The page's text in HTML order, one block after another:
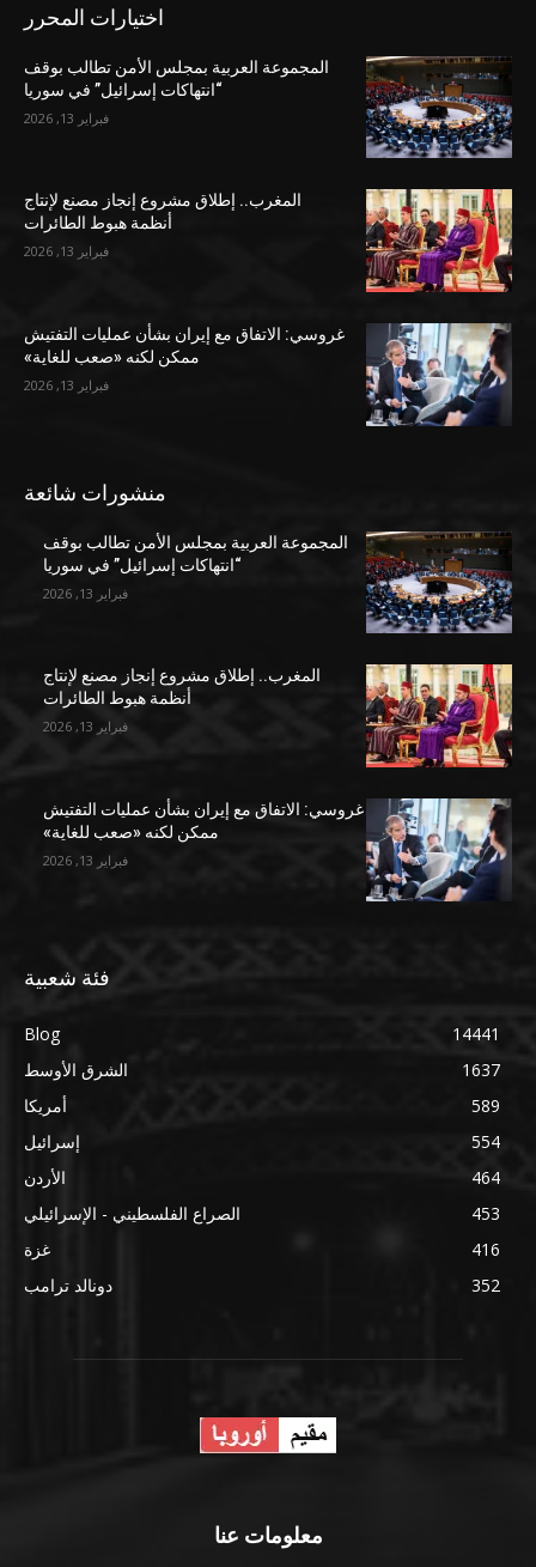
اختيارات المحرر
المجموعة العربية بمجلس الأمن تطالب بوقف
“انتهاكات إسرائيل” في سوريا
فبراير 13, 2026
المغرب.. إطلاق مشروع إنجاز مصنع لإنتاج
أنظمة هبوط الطائرات
فبراير 13, 2026
غروسي: الاتفاق مع إيران بشأن عمليات التفتيش
ممكن لكنه «صعب للغاية»
فبراير 13, 2026
منشورات شائعة
المجموعة العربية بمجلس الأمن تطالب بوقف
“انتهاكات إسرائيل” في سوريا
فبراير 13, 2026
المغرب.. إطلاق مشروع إنجاز مصنع لإنتاج
أنظمة هبوط الطائرات
فبراير 13, 2026
غروسي: الاتفاق مع إيران بشأن عمليات التفتيش
ممكن لكنه «صعب للغاية»
فبراير 13, 2026
فئة شعبية
Blog
14441
الشرق الأوسط
1637
أمريكا
589
إسرائيل
554
الأردن
464
الصراع الفلسطيني - الإسرائيلي
453
غزة
416
دونالد ترامب
352
معلومات عنا